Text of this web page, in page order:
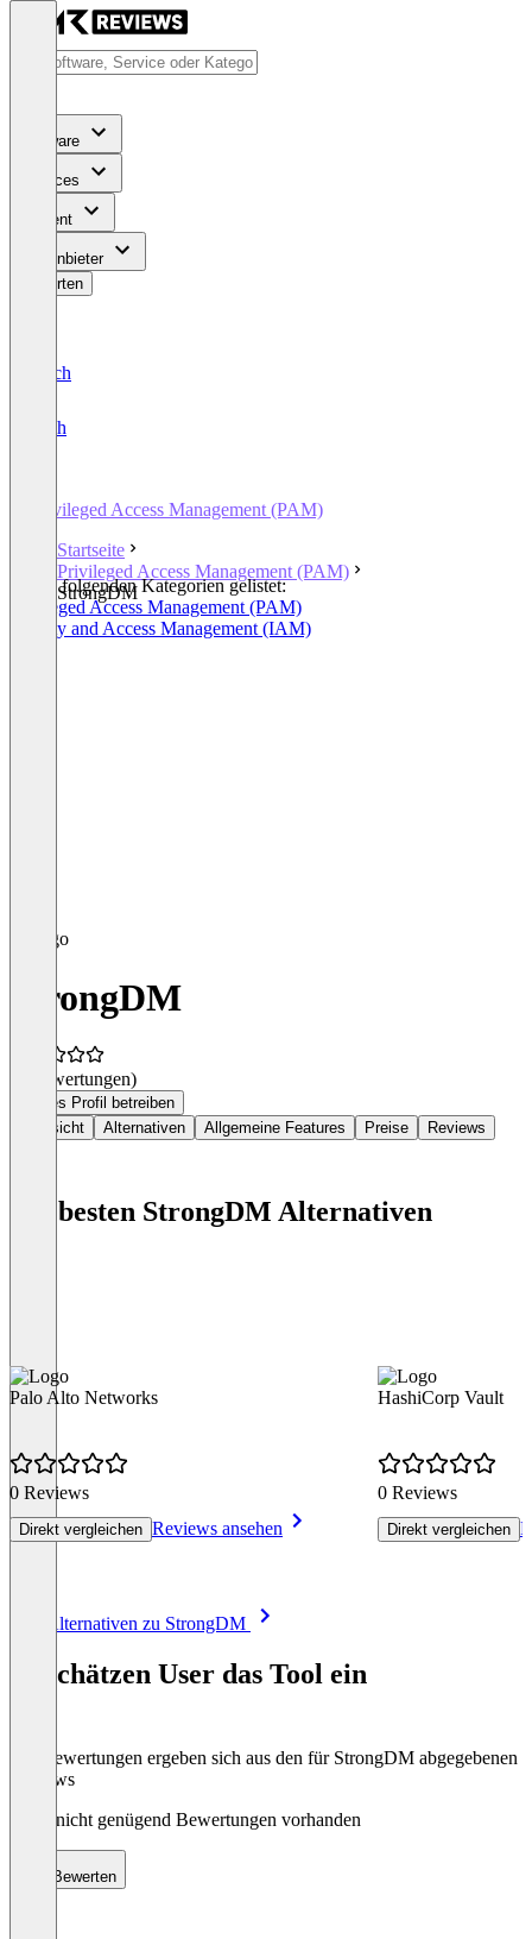
Software
Services
Content
Für Anbieter
Bewerten
Deutsch
English
Privileged Access Management (PAM)
Startseite
Privileged Access Management (PAM)
StrongDM
In den folgenden Kategorien gelistet:
Privileged Access Management (PAM)
Identity and Access Management (IAM)
StrongDM
(0 Bewertungen)
Dieses Profil betreiben
Übersicht
Alternativen Allgemeine Features Preise Reviews
Die besten StrongDM Alternativen
Palo Alto Networks
0 Reviews
Direkt vergleichen Reviews ansehen
HashiCorp Vault
0 Reviews
Direkt vergleichen
Alle Alternativen zu StrongDM
So schätzen User das Tool ein
Die Bewertungen ergeben sich aus den für StrongDM abgegebenen
Reviews
Noch nicht genügend Bewertungen vorhanden
Bewerten